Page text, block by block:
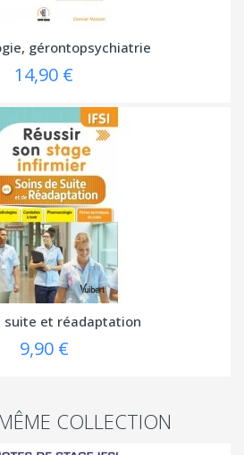
gérontopsychiatrie
14,90 €
suite et réadaptation
9,90 €
COLLECTION